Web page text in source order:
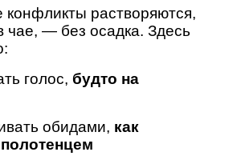
конфликты растворяются,
чае, — без осадка. Здесь
голос, будто на
обидами, как